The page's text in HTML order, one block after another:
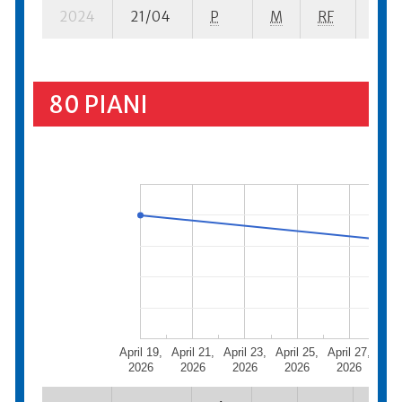
2024 21/04 P M RF
80 PIANI
April 19,
2026
April 21,
2026
April 23,
2026
April 25,
2026
April 27,
2026